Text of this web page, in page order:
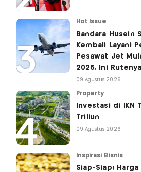
Hot Issue
Bandara Husein
Kembali Layani
Pesawat Jet
2026, Ini Rutenya
09 Agustus 2026
Property
Investasi di IKN
Triliun
09 Agustus 2026
Inspirasi Bisnis
Siap-Siap!